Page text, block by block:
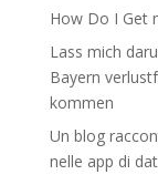
How Do I Get
Lass mich
Bayern
kommen
Un blog
nelle app di